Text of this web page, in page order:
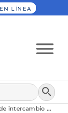
LÍNEA
Botón
la Paz «En Cuerpo y Cara de Mujer»